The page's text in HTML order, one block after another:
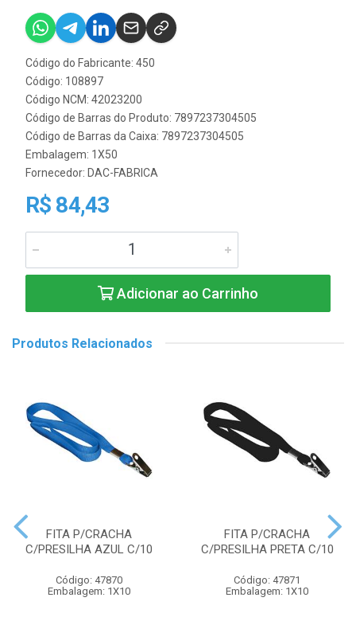
Código do Fabricante: 450
Código: 108897
Código NCM: 42023200
Código de Barras do Produto: 7897237304505
Código de Barras da Caixa: 7897237304505
Embalagem: 1X50
Fornecedor: DAC-FABRICA
R$ 84,43
Adicionar ao Carrinho
Produtos Relacionados
FITA P/CRACHA
C/PRESILHA AZUL C/10
Código: 47870
Embalagem: 1X10
FITA P/CRACHA
C/PRESILHA PRETA C/10
Código: 47871
Embalagem: 1X10